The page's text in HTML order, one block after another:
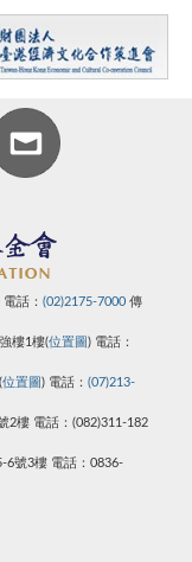
電話： (02)2175-7000 傳
樓1樓(位置圖) 電話：
位置圖) 電話： (07)213-
2樓 電話：(082)311-182
6號3樓 電話：0836-